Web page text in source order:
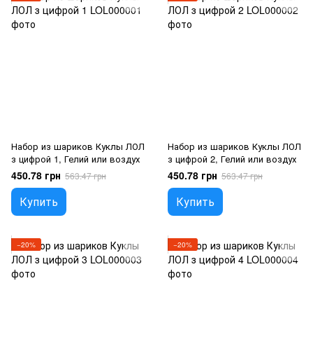
Набор из шариков Куклы ЛОЛ
з цифрой 1, Гелий или воздух
450.78 грн 563.47 грн
Купить
Набор из шариков Куклы ЛОЛ
з цифрой 2, Гелий или воздух
450.78 грн 563.47 грн
Купить
−20% −20%